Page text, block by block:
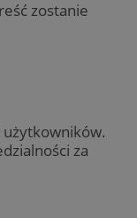
zostanie
za